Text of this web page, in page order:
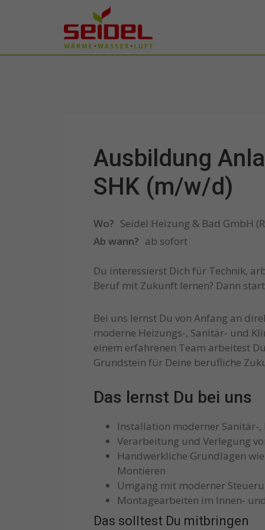
Ausbildung
SHK (m/w/d)
Wo? Seidel Heizung & Bad GmbH
Ab wann? ab sofort
Du interessierst Dich für Technik,
Beruf mit Zukunft lernen? Dann
Bei uns lernst Du von Anfang an
moderne Heizungs-, Sanitär- und
einem erfahrenen Team arbeitest
Grundstein für Deine berufliche
Das lernst Du bei uns
Installation moderner Sanitär-
Verarbeitung und Verlegung
Handwerkliche Grundlagen
Montieren
Umgang mit moderner
Montagearbeiten im Innen-
Das solltest Du mitbringen